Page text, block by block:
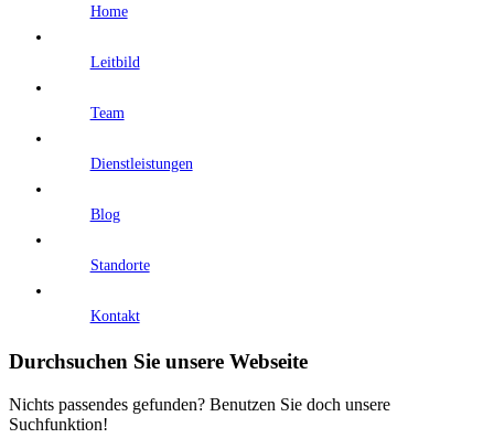
Home
Leitbild
Team
Dienstleistungen
Blog
Standorte
Kontakt
Durchsuchen Sie unsere Webseite
Nichts passendes gefunden? Benutzen Sie doch unsere
Suchfunktion!